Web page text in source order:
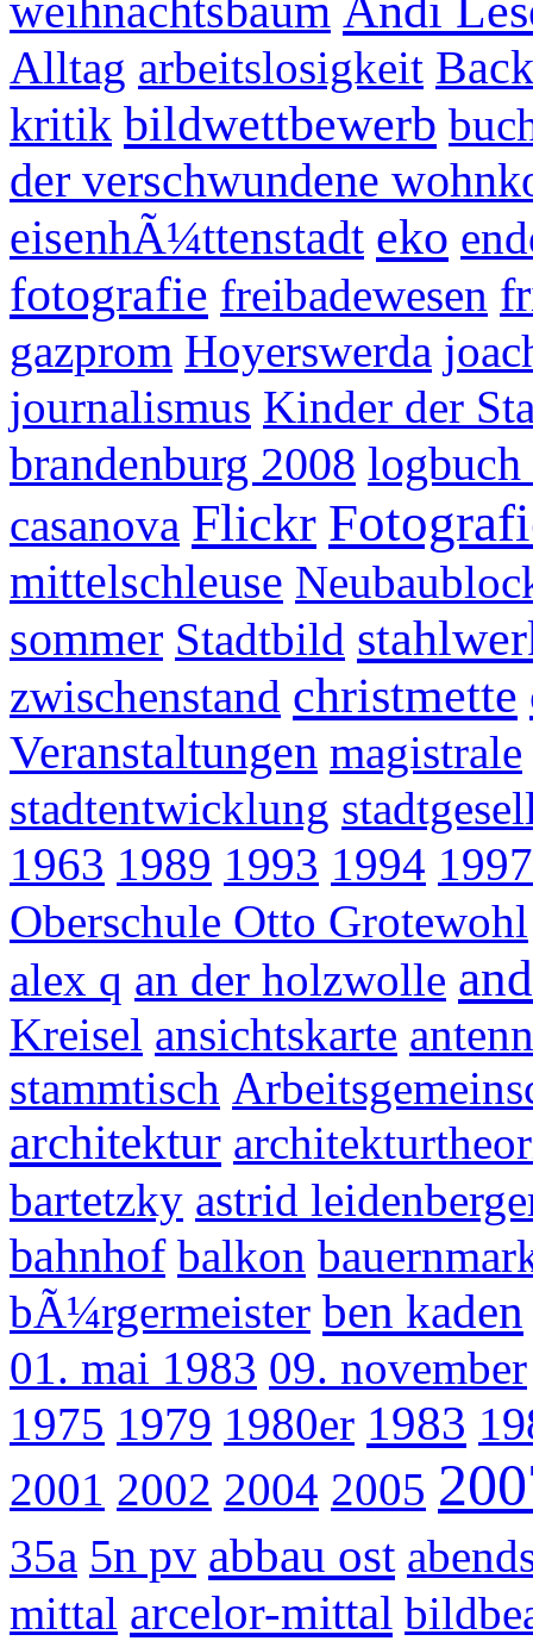
weihnachtsbaum
Alltag arbeitslosigkeit
kritik bildwettbewerb
der verschwundene
eisenhÃ¼ttenstadt eko
fotografie freibadewesen
gazprom Hoyerswerda
journalismus Kinder der
brandenburg 2008 logbuch
casanova Flickr
mittelschleuse
sommer Stadtbild
zwischenstand christmette
Veranstaltungen magistrale
stadtentwicklung
1963 1989 1993 1994 1997
Oberschule Otto Grotewohl
alex q an der holzwolle
Kreisel ansichtskarte
stammtisch
architektur
bartetzky astrid
bahnhof balkon
bÃ¼rgermeister ben kaden
01. mai 1983 09. november
1975 1979 1980er 1983
2001 2002 2004 2005
35a 5n pv abbau ost
mittal arcelor-mittal